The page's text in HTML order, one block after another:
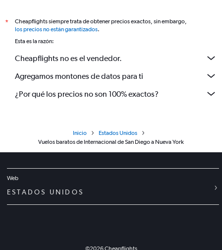
*
Cheapflights siempre trata de obtener precios exactos, sin embargo,
los precios no están garantizados.
Esta es la razón:
Cheapflights no es el vendedor.
Agregamos montones de datos para ti
¿Por qué los precios no son 100% exactos?
Inicio
Estados Unidos
Vuelos baratos de Internacional de San Diego a Nueva York
Web
ESTADOS UNIDOS
©2026Cheapflights